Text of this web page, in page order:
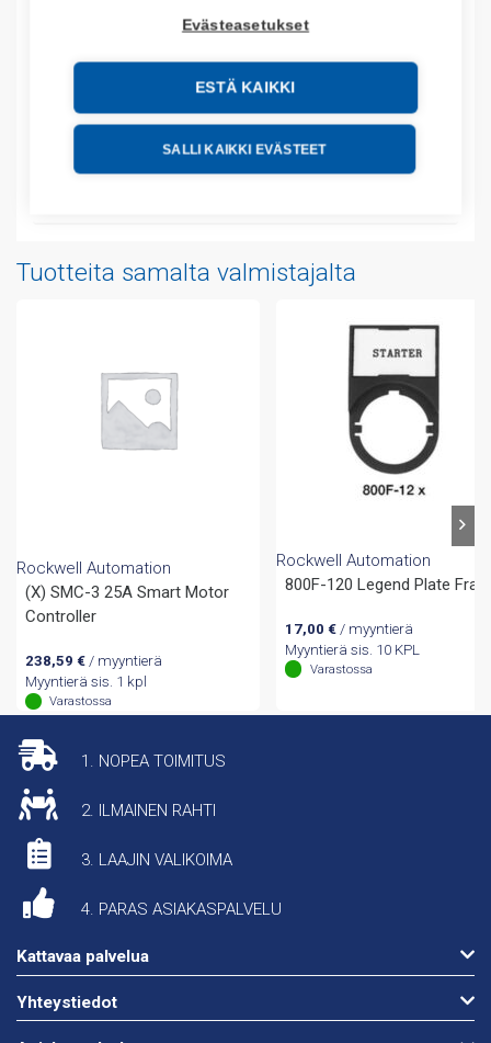
Evästeasetukset
ESTÄ KAIKKI
SALLI KAIKKI EVÄSTEET
Tuotteita samalta valmistajalta
Rockwell Automation
(X) SMC-3 25A Smart Motor
Controller
238,59 €/ myyntierä
Myyntierä sis. 1 kpl
Varastossa
Rockwell Automation
800F-120 Legend Plate
17,00 € / myyntierä
Myyntierä sis. 10 KPL
Varastossa
1. NOPEA TOIMITUS
2. ILMAINEN RAHTI
3. LAAJIN VALIKOIMA
4. PARAS ASIAKASPALVELU
Kattavaa palvelua
Yhteystiedot